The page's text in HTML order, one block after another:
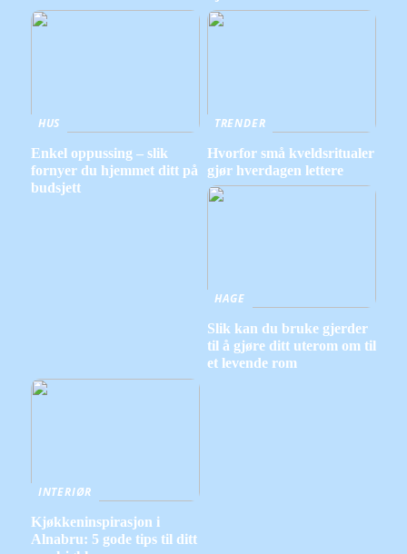
HUS
Enkel oppussing – slik
fornyer du hjemmet ditt på
budsjett
TRENDER
Hvorfor små kveldsritualer
gjør hverdagen lettere
HAGE
Slik kan du bruke gjerder
til å gjøre ditt uterom om til
et levende rom
INTERIØR
Kjøkkeninspirasjon i
Alnabru: 5 gode tips til ditt